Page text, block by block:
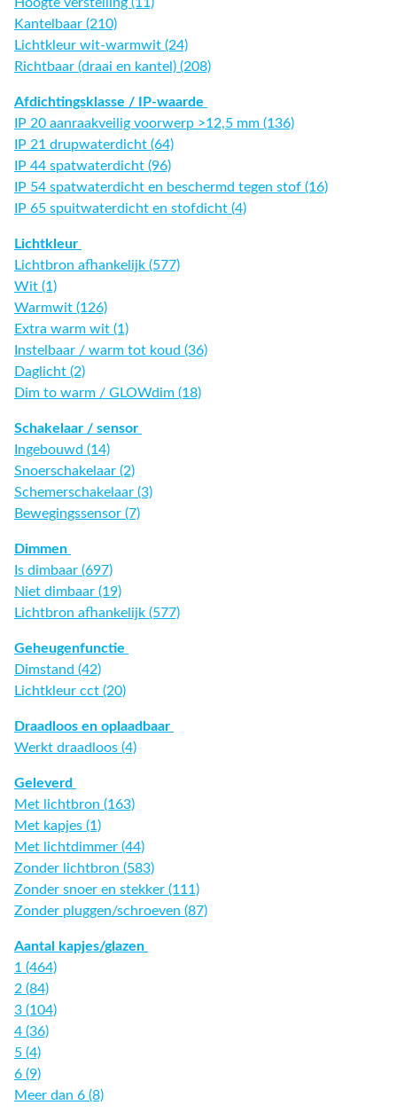
Kantelbaar (210)
Lichtkleur wit-warmwit (24)
Richtbaar (draai en kantel) (208)
Afdichtingsklasse / IP-waarde
IP 20 aanraakveilig voorwerp >12,5 mm (136)
IP 21 drupwaterdicht (64)
IP 44 spatwaterdicht (96)
IP 54 spatwaterdicht en beschermd tegen stof (16)
IP 65 spuitwaterdicht en stofdicht (4)
Lichtkleur
Lichtbron afhankelijk (577)
Wit (1)
Warmwit (126)
Extra warm wit (1)
Instelbaar / warm tot koud (36)
Daglicht (2)
Dim to warm / GLOWdim (18)
Schakelaar / sensor
Ingebouwd (14)
Snoerschakelaar (2)
Schemerschakelaar (3)
Bewegingssensor (7)
Dimmen
Is dimbaar (697)
Niet dimbaar (19)
Lichtbron afhankelijk (577)
Geheugenfunctie
Dimstand (42)
Lichtkleur cct (20)
Draadloos en oplaadbaar
Werkt draadloos (4)
Geleverd
Met lichtbron (163)
Met kapjes (1)
Met lichtdimmer (44)
Zonder lichtbron (583)
Zonder snoer en stekker (111)
Zonder pluggen/schroeven (87)
Aantal kapjes/glazen
1 (464)
2 (84)
3 (104)
4 (36)
5 (4)
6 (9)
Meer dan 6 (8)